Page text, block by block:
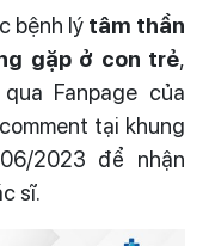
bệnh lý tâm thần
gặp ở con trẻ,
Fanpage của
tại khung
2023 để nhận
sĩ.